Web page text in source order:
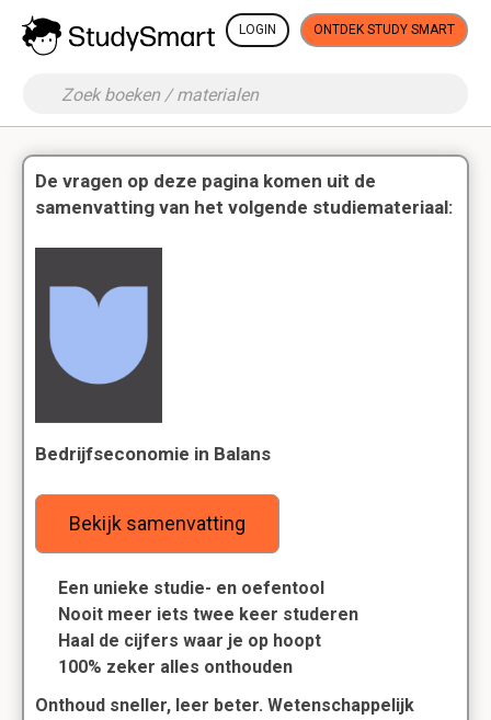
LOGIN ONTDEK STUDY SMART
De vragen op deze pagina komen uit de
samenvatting van het volgende studiemateriaal:
Bedrijfseconomie in Balans
Bekijk samenvatting
Een unieke studie- en oefentool
Nooit meer iets twee keer studeren
Haal de cijfers waar je op hoopt
100% zeker alles onthouden
Onthoud sneller, leer beter. Wetenschappelijk